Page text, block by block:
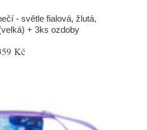
- světle fialová, žlutá,
+ 3ks ozdoby
Kč